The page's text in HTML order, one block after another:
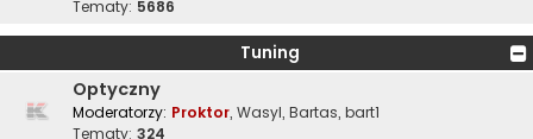
Tematy: 5686
Tuning
Optyczny
Moderatorzy: Proktor, Wasyl, Bartas, bart1
Tematy: 324